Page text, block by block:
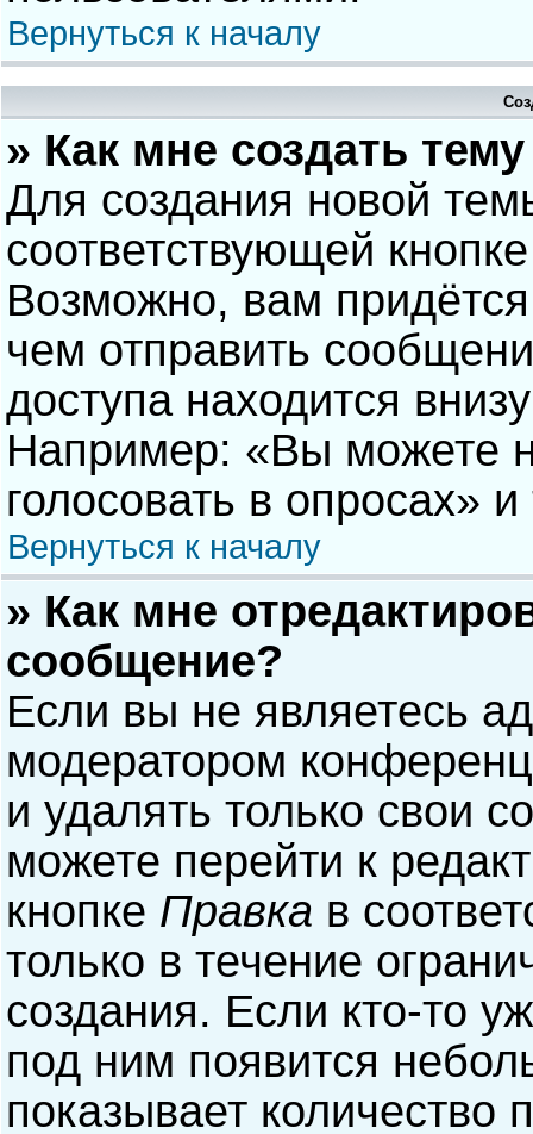
Вернуться к началу
» Как мне создать
Для создания новой
соответствующей
Возможно, вам
чем отправить
доступа находится
Например: «Вы можете
голосовать в опросах» и
Вернуться к началу
» Как мне
сообщение?
Если вы не являетесь
модератором
и удалять только свои
можете перейти к
кнопке Правка в
только в течение
создания. Если кто-то
под ним появится
показывает количество